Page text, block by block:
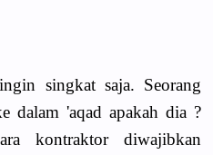
singkat saja. Seorang
dalam 'aqad apakah dia ?
kontraktor diwajibkan